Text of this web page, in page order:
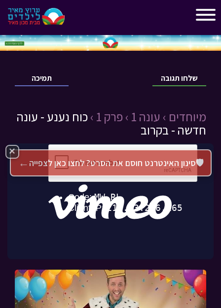
תמיכה שלחו תגובה
מיוחדים › עונה 1 › פרק 1 ›
כוח נענע - עונה
חדשה - בקרוב
🛡️סינון האינטרנט חוסם את הסרט? לחצו כאן לצפייה ←
×